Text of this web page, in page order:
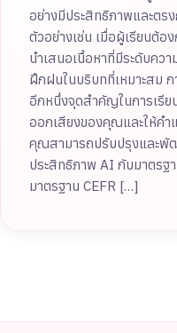
อย่างมีประสิทธิภาพและตร
ตัวอย่างเช่น เมื่อผู้เรียนต้อ
นำเสนอเนื้อหาที่มีระดับคว
ฝึกฝนในบริบทที่เหมาะสม ก
อีกหนึ่งจุดสำคัญในการเรีย
ออกเสียงของคุณและให้คำ
คุณสามารถปรับปรุงและพั
ประสิทธิภาพ AI กับมาตรฐ
มาตรฐาน CEFR […]